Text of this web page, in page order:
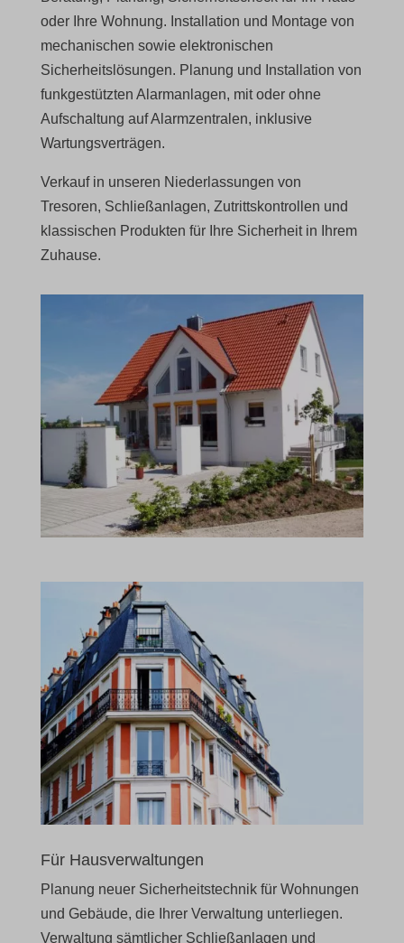
oder Ihre Wohnung. Installation und Montage von
mechanischen sowie elektronischen
Sicherheitslösungen. Planung und Installation von
funkgestützten Alarmanlagen, mit oder ohne
Aufschaltung auf Alarmzentralen, inklusive
Wartungsverträgen.
Verkauf in unseren Niederlassungen von
Tresoren, Schließanlagen, Zutrittskontrollen und
klassischen Produkten für Ihre Sicherheit in Ihrem
Zuhause.
Für Hausverwaltungen
Planung neuer Sicherheitstechnik für Wohnungen
und Gebäude, die Ihrer Verwaltung unterliegen.
Verwaltung sämtlicher Schließanlagen und